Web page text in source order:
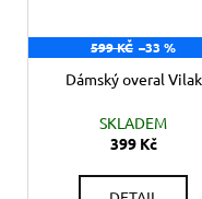
599 KČ –33 %
Dámský overal Vilak
SKLADEM
399 Kč